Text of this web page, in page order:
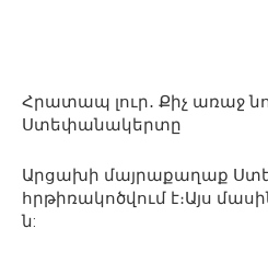
Հրատապ լուր․ Քիչ առաջ
Ստեփանակերտը
Արցախի մայրաքաղաք
հրթիռակոծվում է։Այս
ն: